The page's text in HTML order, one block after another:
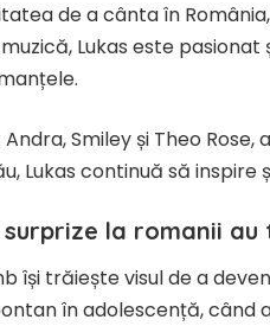
de a cânta în
Lukas este pasionat
Andra, Smiley și Theo
Lukas continuă să
la romanii au
își trăiește visul de a
în adolescență,